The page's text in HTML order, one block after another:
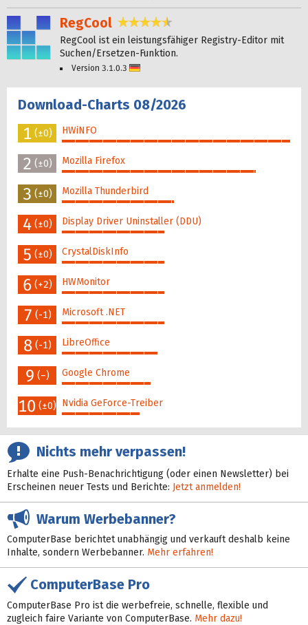
RegCool 4,4 Sterne
RegCool ist ein leistungsfähiger Registry-Editor mit
Suchen/Ersetzen-Funktion.
Version 3.1.0.3
Download-Charts 08/2026
1 (±0) HWiNFO
100%
2 (±0) Mozilla Firefox
85%
3 (±0) Mozilla Thunderbird
49%
4 (±0) Display Driver Uninstaller (DDU)
45%
5 (±0) CrystalDiskInfo
45%
6 (+2) HWMonitor
45%
7 (-1) Microsoft .NET
45%
8 (-1) LibreOffice
42%
9 (–) Google Chrome
39%
10 (±0) Nvidia GeForce-Treiber
34%
Nichts mehr verpassen!
Erhalte eine Push-Benachrichtigung (oder einen Newsletter) bei
Erscheinen neuer Tests und Berichte: Jetzt anmelden!
Warum Werbebanner?
ComputerBase berichtet unabhängig und verkauft deshalb keine
Inhalte, sondern Werbebanner. Mehr erfahren!
ComputerBase Pro
ComputerBase Pro ist die werbefreie, schnelle, flexible und
zugleich faire Variante von ComputerBase. Mehr dazu!